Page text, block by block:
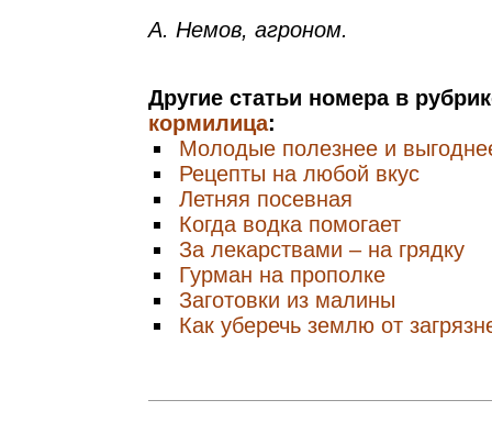
А. Немов, агроном.
Другие статьи номера в
кормилица:
Молодые полезнее и
Рецепты на любой вкус
Летняя посевная
Когда водка помогает
За лекарствами – на грядку
Гурман на прополке
Заготовки из малины
Как уберечь землю от